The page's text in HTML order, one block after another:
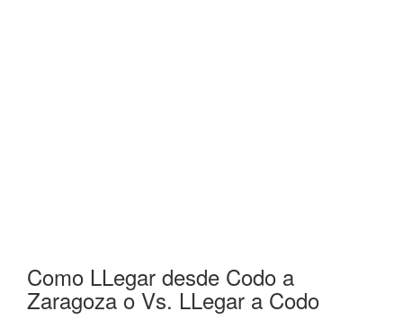
Como LLegar desde Codo a
Zaragoza o Vs. LLegar a Codo